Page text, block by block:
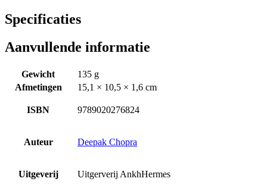
Specificaties
Aanvullende informatie
Gewicht
135 g
Afmetingen
15,1 × 10,5 × 1,6 cm
ISBN 9789020276824
Auteur Deepak Chopra
Uitgeverij Uitgerverij AnkhHermes